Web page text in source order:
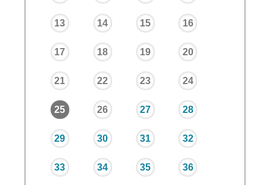
13 14 15 16
17 18 19 20
21 22 23 24
25 26 27 28
29 30 31 32
33 34 35 36